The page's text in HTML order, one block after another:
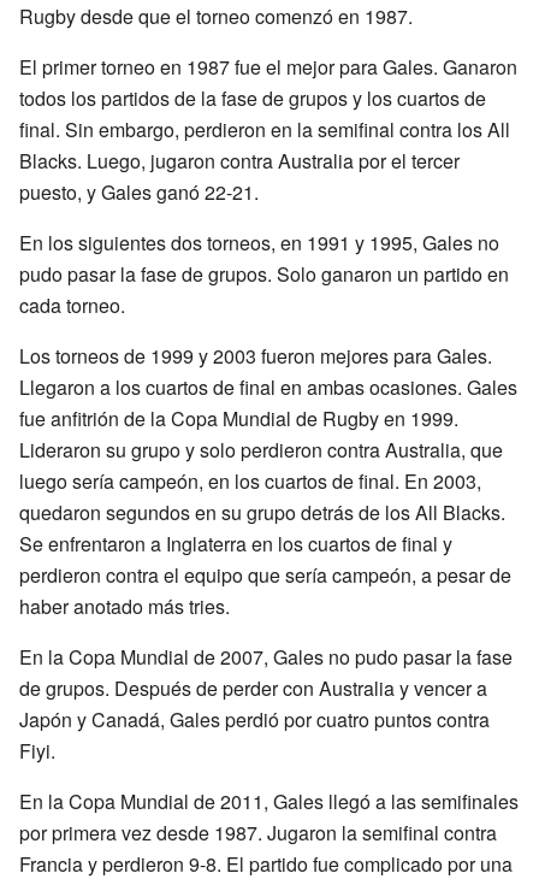
Rugby desde que el torneo comenzó en 1987.
El primer torneo en 1987 fue el mejor para Gales. Ganaron
todos los partidos de la fase de grupos y los cuartos de
final. Sin embargo, perdieron en la semifinal contra los All
Blacks. Luego, jugaron contra Australia por el tercer
puesto, y Gales ganó 22-21.
En los siguientes dos torneos, en 1991 y 1995, Gales no
pudo pasar la fase de grupos. Solo ganaron un partido en
cada torneo.
Los torneos de 1999 y 2003 fueron mejores para Gales.
Llegaron a los cuartos de final en ambas ocasiones. Gales
fue anfitrión de la Copa Mundial de Rugby en 1999.
Lideraron su grupo y solo perdieron contra Australia, que
luego sería campeón, en los cuartos de final. En 2003,
quedaron segundos en su grupo detrás de los All Blacks.
Se enfrentaron a Inglaterra en los cuartos de final y
perdieron contra el equipo que sería campeón, a pesar de
haber anotado más tries.
En la Copa Mundial de 2007, Gales no pudo pasar la fase
de grupos. Después de perder con Australia y vencer a
Japón y Canadá, Gales perdió por cuatro puntos contra
Fiyi.
En la Copa Mundial de 2011, Gales llegó a las semifinales
por primera vez desde 1987. Jugaron la semifinal contra
Francia y perdieron 9-8. El partido fue complicado por una